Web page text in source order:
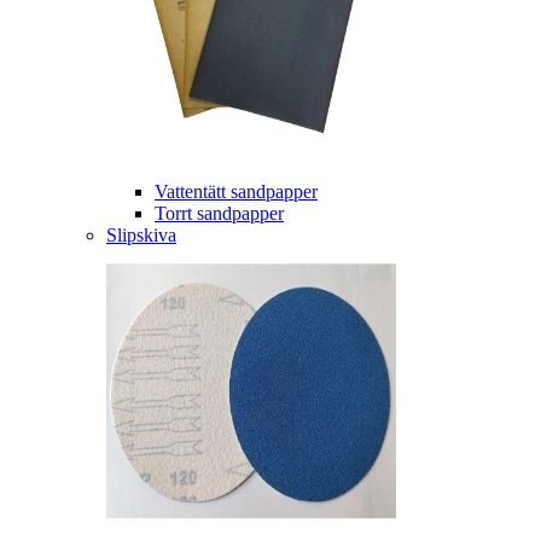
Vattentätt sandpapper
Torrt sandpapper
Slipskiva